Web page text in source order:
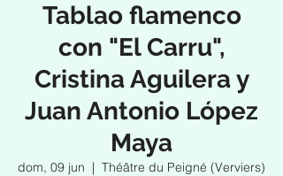
Tablao flamenco
con "El Carru",
Cristina Aguilera y
Juan Antonio López
Maya
dom, 09 jun
  |
Théâtre du Peigné (Verviers)